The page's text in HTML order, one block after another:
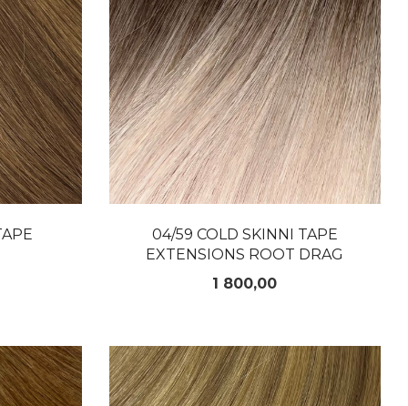
04/59 COLD SKINNI TAPE
EXTENSIONS ROOT DRAG
Pris
1 800,00
LES MER